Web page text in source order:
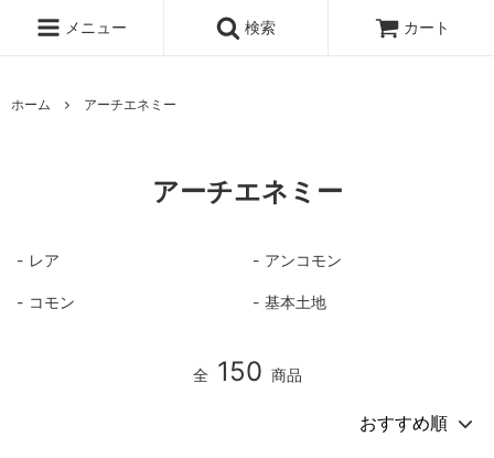
メニュー 検索 カート
ホーム アーチエネミー
アーチエネミー
レア アンコモン
コモン 基本土地
全 150 商品